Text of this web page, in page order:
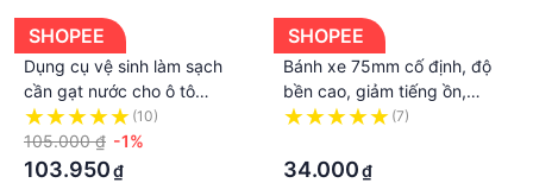
SHOPEE
Dụng cụ vệ sinh làm sạch
cần gạt nước cho ô tô
Baseus CRXFQ nhỏ gọn, dễ
thao tác và mang theo - Cao
Minh Shop
(10)
105.000 ₫ -1%
103.950₫
SHOPEE
Bánh xe 75mm cố định, độ
bền cao, giảm tiếng ồn,
nhựa cứng cao cấp, đảm
mã, giao hàng uy tín
(7)
34.000₫